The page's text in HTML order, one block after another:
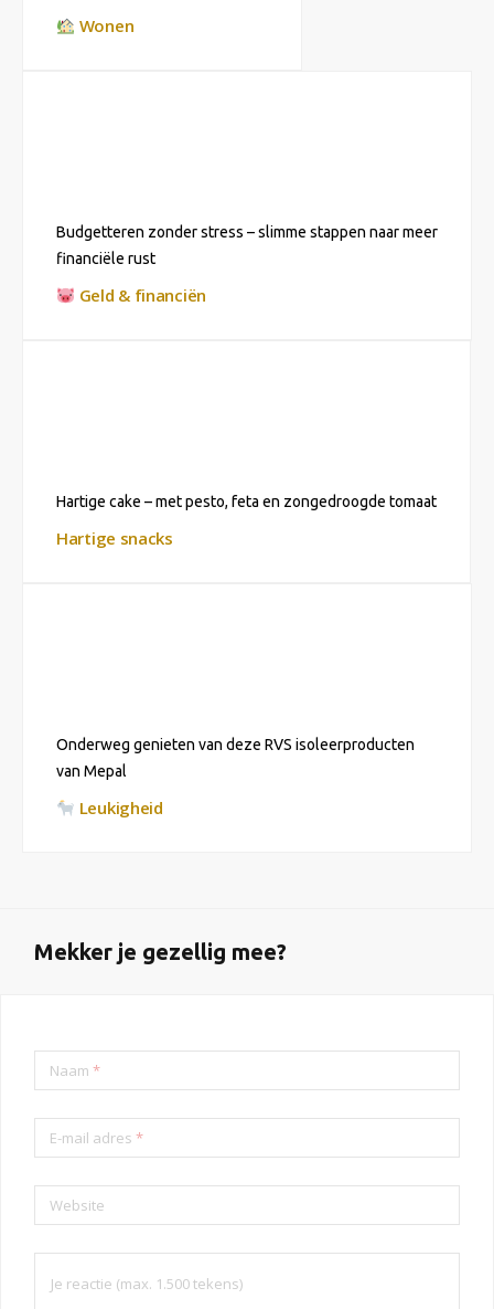
Wonen
Budgetteren zonder stress – slimme stappen naar meer
financiële rust
Geld & financiën
Hartige cake – met pesto, feta en zongedroogde tomaat
Hartige snacks
Onderweg genieten van deze RVS isoleerproducten
van Mepal
Leukigheid
Mekker je gezellig mee?
Naam *
E-mail adres *
Website